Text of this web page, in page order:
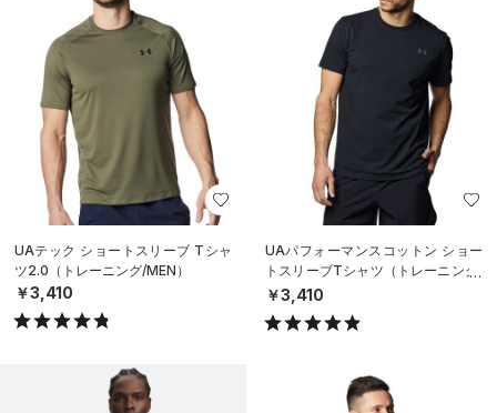
UAテック ショートスリーブ Tシャ
ツ2.0（トレーニング/MEN）
￥3,410
UAパフォーマンスコットン ショー
トスリーブTシャツ（トレーニング/
MEN）
￥3,410